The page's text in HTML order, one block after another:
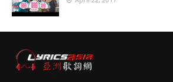
resizeImage
100'
'data:post.fea
resizeImage
100'